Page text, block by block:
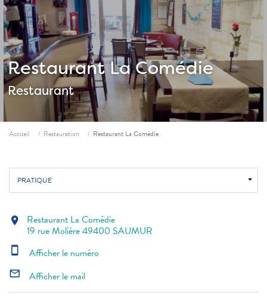
Restaurant La Comédie
Restaurant
Fil d'ariane
Accueil Restauration Restaurant La Comédie
PRATIQUE
location_on Restaurant La Comédie
19 rue Molière 49400 SAUMUR
smartphone Afficher le numéro
mail_outline Afficher le mail